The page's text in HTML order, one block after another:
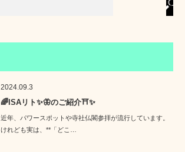
2024.09.3
🌈ISAリト✨🦋のご紹介⛩️✨
近年、パワースポットや寺社仏閣参拝が流行しています。
けれども実は、**「どこ…